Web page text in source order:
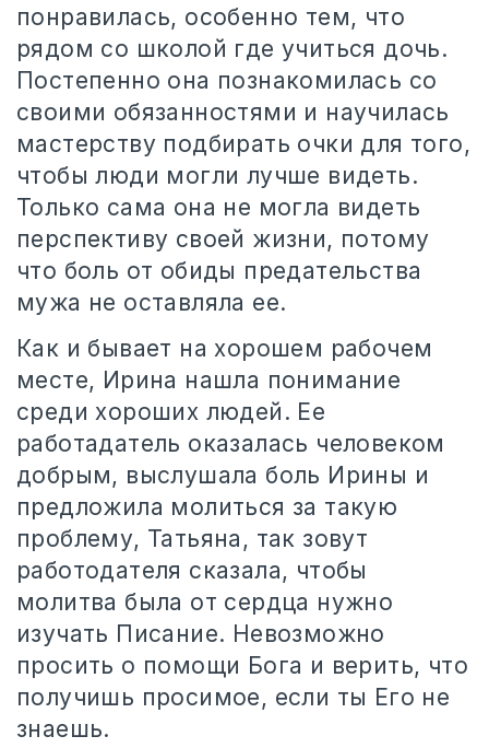
понравилась, особенно тем, что
рядом со школой где учиться дочь.
Постепенно она познакомилась со
своими обязанностями и научилась
мастерству подбирать очки для того,
чтобы люди могли лучше видеть.
Только сама она не могла видеть
перспективу своей жизни, потому
что боль от обиды предательства
мужа не оставляла ее.
Как и бывает на хорошем рабочем
месте, Ирина нашла понимание
среди хороших людей. Ее
работадатель оказалась человеком
добрым, выслушала боль Ирины и
предложила молиться за такую
проблему, Татьяна, так зовут
работодателя сказала, чтобы
молитва была от сердца нужно
изучать Писание. Невозможно
просить о помощи Бога и верить, что
получишь просимое, если ты Его не
знаешь.